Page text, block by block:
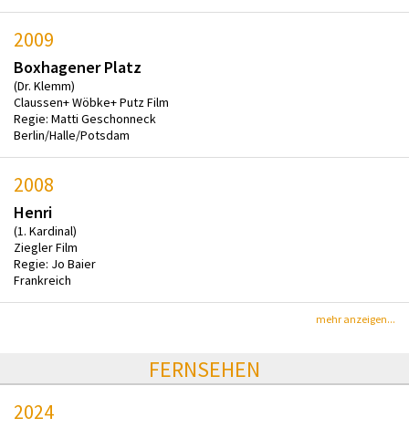
2009
Boxhagener Platz
(Dr. Klemm)
Claussen+ Wöbke+ Putz Film
Regie: Matti Geschonneck
Berlin/Halle/Potsdam
2008
Henri
(1. Kardinal)
Ziegler Film
Regie: Jo Baier
Frankreich
mehr anzeigen...
FERNSEHEN
2024